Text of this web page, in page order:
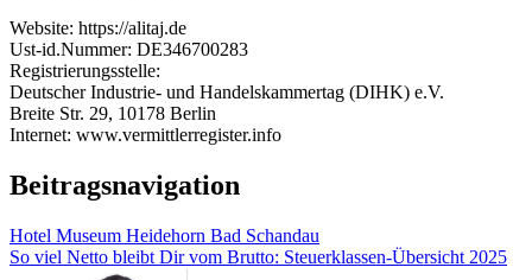
Website: https://alitaj.de
Ust-id.Nummer: DE346700283
Registrierungsstelle:
Deutscher Industrie- und Handelskammertag (DIHK) e.V.
Breite Str. 29, 10178 Berlin
Internet: www.vermittlerregister.info
Beitragsnavigation
Hotel Museum Heidehorn Bad Schandau
So viel Netto bleibt Dir vom Brutto: Steuerklassen-Übersicht 2025